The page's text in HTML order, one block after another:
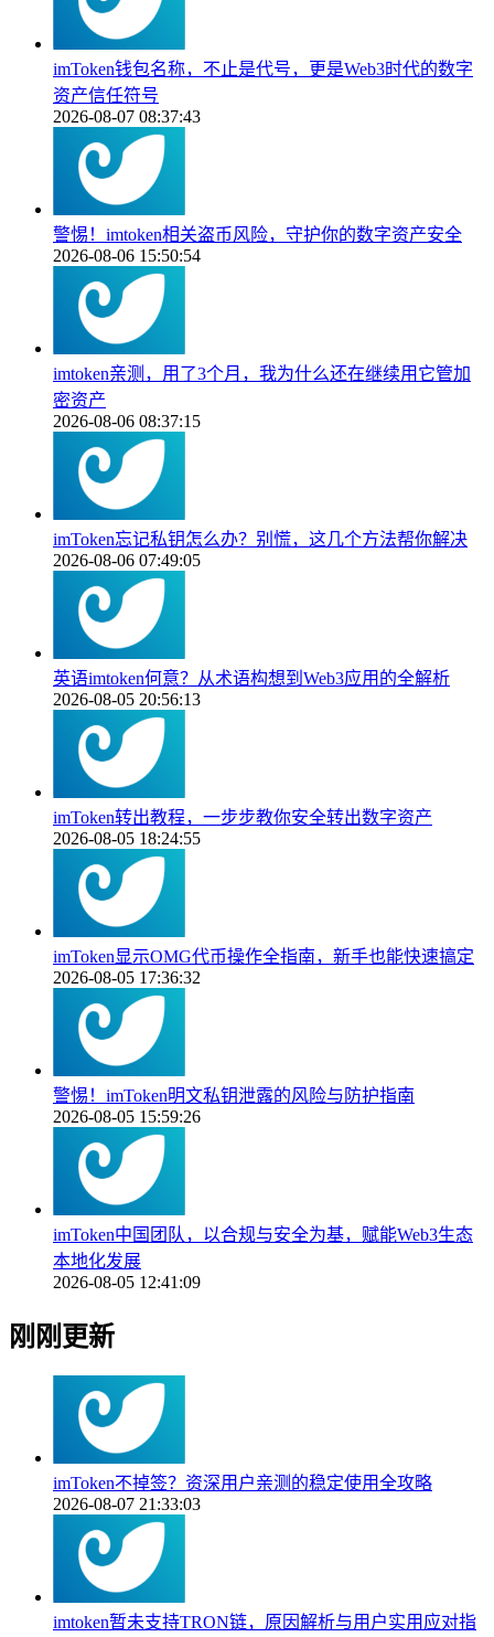
imToken钱包名称，不止是代号，更是Web3时代的数字
资产信任符号
2026-08-07 08:37:43
警惕！imtoken相关盗币风险，守护你的数字资产安全
2026-08-06 15:50:54
imtoken亲测，用了3个月，我为什么还在继续用它管加
密资产
2026-08-06 08:37:15
imToken忘记私钥怎么办？别慌，这几个方法帮你解决
2026-08-06 07:49:05
英语imtoken何意？从术语构想到Web3应用的全解析
2026-08-05 20:56:13
imToken转出教程，一步步教你安全转出数字资产
2026-08-05 18:24:55
imToken显示OMG代币操作全指南，新手也能快速搞定
2026-08-05 17:36:32
警惕！imToken明文私钥泄露的风险与防护指南
2026-08-05 15:59:26
imToken中国团队，以合规与安全为基，赋能Web3生态
本地化发展
2026-08-05 12:41:09
刚刚更新
imToken不掉签？资深用户亲测的稳定使用全攻略
2026-08-07 21:33:03
imtoken暂未支持TRON链，原因解析与用户实用应对指